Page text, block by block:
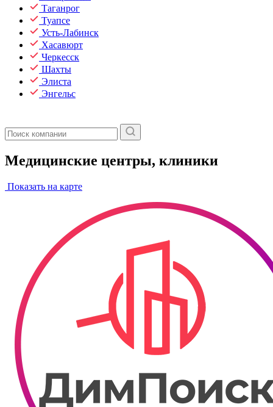
Таганрог
Туапсе
Усть-Лабинск
Хасавюрт
Черкесск
Шахты
Элиста
Энгельс
Медицинские центры, клиники
Показать на карте